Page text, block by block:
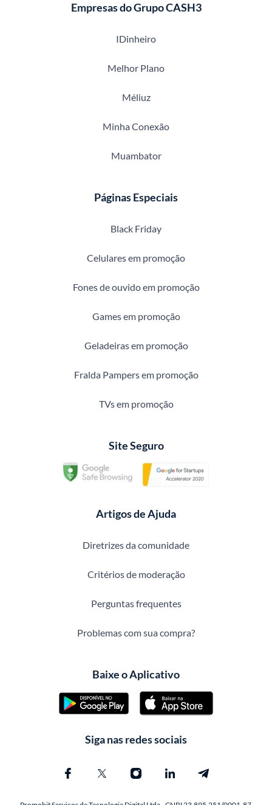
Empresas do Grupo CASH3
IDinheiro
Melhor Plano
Méliuz
Minha Conexão
Muambator
Páginas Especiais
Black Friday
Celulares em promoção
Fones de ouvido em promoção
Games em promoção
Geladeiras em promoção
Fralda Pampers em promoção
TVs em promoção
Site Seguro
Artigos de Ajuda
Diretrizes da comunidade
Critérios de moderação
Perguntas frequentes
Problemas com sua compra?
Baixe o Aplicativo
Siga nas redes sociais